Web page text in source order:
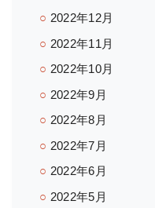
2022年12月
2022年11月
2022年10月
2022年9月
2022年8月
2022年7月
2022年6月
2022年5月